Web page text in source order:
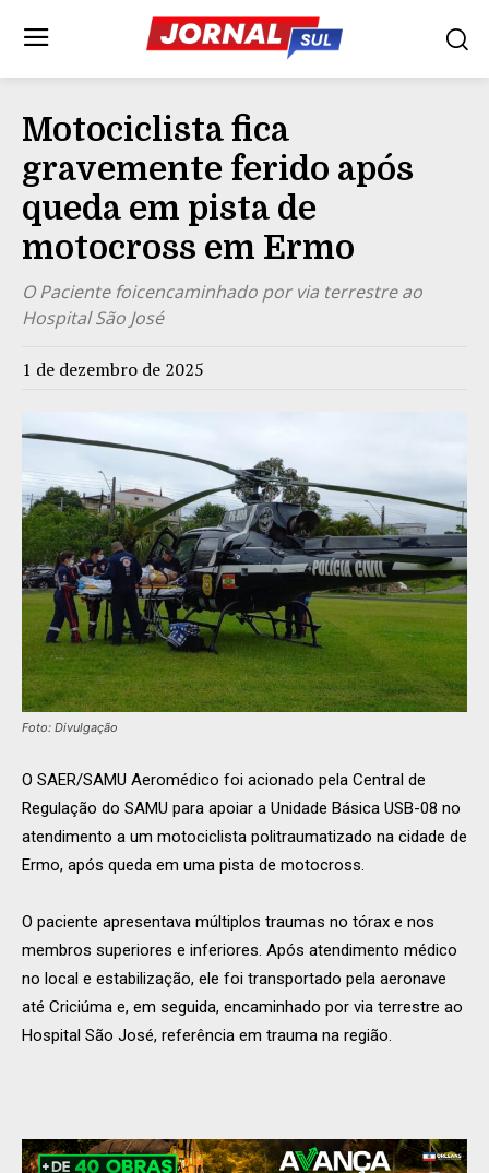
Motociclista fica
gravemente ferido após
queda em pista de
motocross em Ermo
O Paciente foicencaminhado por via terrestre ao
Hospital São José
1 de dezembro de 2025
Foto: Divulgação
O SAER/SAMU Aeromédico foi acionado pela Central de
Regulação do SAMU para apoiar a Unidade Básica USB-08 no
atendimento a um motociclista politraumatizado na cidade de
Ermo, após queda em uma pista de motocross.
O paciente apresentava múltiplos traumas no tórax e nos
membros superiores e inferiores. Após atendimento médico
no local e estabilização, ele foi transportado pela aeronave
até Criciúma e, em seguida, encaminhado por via terrestre ao
Hospital São José, referência em trauma na região.